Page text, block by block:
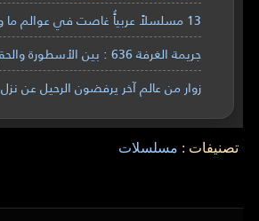
13 مسلسلاً عربياًُ غاصت في عوالم ما وراء الطبيعة
جريمة الغرفة 636 : بين الأسطورة والحقيقة
زوار من عالم آخر يرفضون الرحيل عن نزل
تصنيفات : مسلسلات